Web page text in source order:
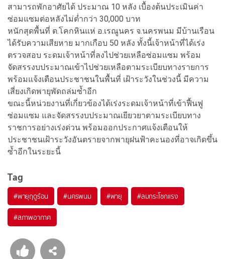
สามารถพักอาศัยได้ ประมาณ 10 หลัง เบื้องต้นประเมินค่า
ซ่อมแซมต่อหลังไม่ต่ำกว่า 30,000 บาท
หนักสุดพื้นที่ ต.โคกหินแห่ อ.เรณูนคร จ.นครพนม มีบ้านเรือน
ได้รับความเสียหาย มากเกือบ 50 หลัง ทั้งนี้เจ้าหน้าที่ได้เร่ง
ตรวจสอบ ระดมเจ้าหน้าที่ลงไปช่วยเหลือซ่อมแซม พร้อม
จัดสรรงบประมาณเข้าไปช่วยเหลือตามระเบียบทางรายการ
พร้อมแจ้งเตือนประชาชนในพื้นที่ เฝ้าระวังในช่วงนี้ มีความ
เสี่ยงเกิดพายุพัดถล่มซ้ำอีก
ขณะนี้หน่วยงานที่เกี่ยวข้องได้เร่งระดมเจ้าหน้าที่เข้าฟื้นฟู
ซ่อมแซม และจัดสรรงบประมาณเยียวยาตามระเบียบทาง
ราชการอย่างเร่งด่วน พร้อมออกประกาศแจ้งเตือนให้
ประชาชนเฝ้าระวังอันตรายจากพายุฝนฟ้าคะนองที่อาจเกิดขึ้น
ซ้ำอีกในระยะนี้
Tag
#พายุฤดูร้อน #นครพนม #พายุ #ลมกระโชกแรง
#สภาพอากาศ